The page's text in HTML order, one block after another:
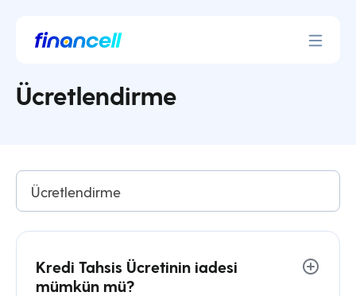
Ücretlendirme
Ücretlendirme
Kredi Tahsis Ücretinin iadesi
mümkün mü?